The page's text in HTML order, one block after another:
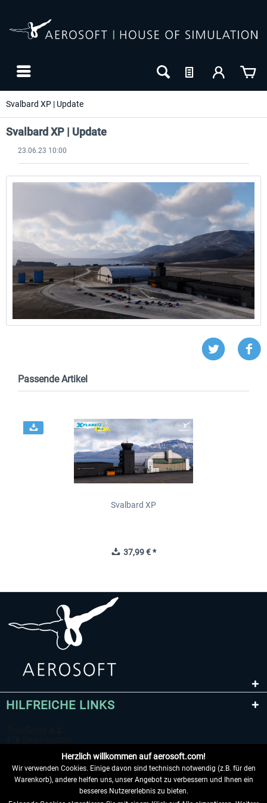
Svalbard XP | Update
Svalbard XP | Update
23.06.23 10:00
Passende Artikel
Svalbard XP
37,99 € *
HILFREICHE LINKS
Herzlich willkommen auf aerosoft.com!
Wir verwenden Cookies. Einige davon sind technisch notwendig (z.B. für den
Warenkorb), andere helfen uns, unser Angebot zu verbessern und Ihnen ein
besseres Nutzererlebnis zu bieten.